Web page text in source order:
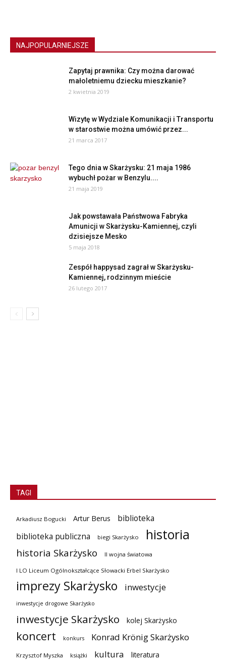
NAJPOPULARNIEJSZE
Zapytaj prawnika: Czy można darować
małoletniemu dziecku mieszkanie?
2 kwietnia 2019
Wizytę w Wydziale Komunikacji i Transportu
w starostwie można umówić przez...
21 marca 2017
Tego dnia w Skarżysku: 21 maja 1986
wybuchł pożar w Benzylu....
21 maja 2019
Jak powstawała Państwowa Fabryka
Amunicji w Skarżysku-Kamiennej, czyli
dzisiejsze Mesko
5 maja 2018
Zespół happysad zagrał w Skarżysku-
Kamiennej, rodzinnym mieście
26 lutego 2017
TAGI
Arkadiusz Bogucki Artur Berus
biblioteka
biblioteka publiczna
biegi Skarżysko historia
historia Skarżysko II wojna światowa
I LO Liceum Ogólnokształcące Słowacki Erbel Skarżysko
imprezy Skarżysko inwestycje
inwestycje drogowe Skarżysko
inwestycje Skarżysko kolej Skarżysko
koncert konkurs Konrad Krönig Skarżysko
Krzysztof Myszka książki kultura literatura